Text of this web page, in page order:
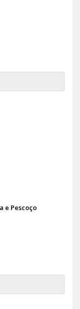
e Pescoço